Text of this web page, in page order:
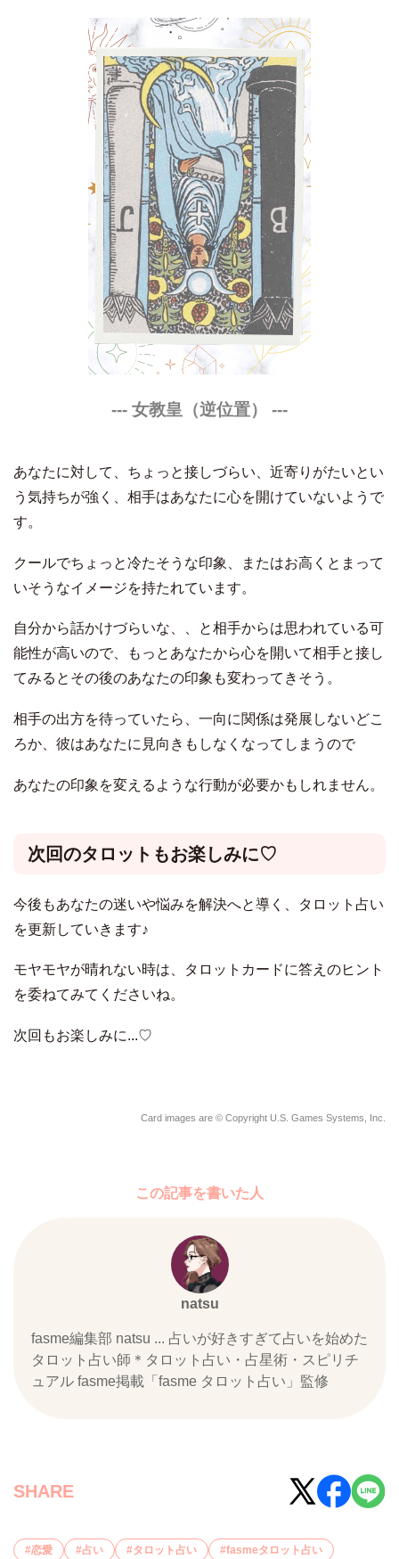
--- 女教皇（逆位置） ---
あなたに対して、ちょっと接しづらい、近寄りがたいとい
う気持ちが強く、相手はあなたに心を開けていないようで
す。
クールでちょっと冷たそうな印象、またはお高くとまって
いそうなイメージを持たれています。
自分から話かけづらいな、、と相手からは思われている可
能性が高いので、もっとあなたから心を開いて相手と接し
てみるとその後のあなたの印象も変わってきそう。
相手の出方を待っていたら、一向に関係は発展しないどこ
ろか、彼はあなたに見向きもしなくなってしまうので
あなたの印象を変えるような行動が必要かもしれません。
次回のタロットもお楽しみに♡
今後もあなたの迷いや悩みを解決へと導く、タロット占い
を更新していきます♪
モヤモヤが晴れない時は、タロットカードに答えのヒント
を委ねてみてくださいね。
次回もお楽しみに...♡
Card images are © Copyright U.S. Games Systems, Inc.
この記事を書いた人
natsu
fasme編集部 natsu ... 占いが好きすぎて占いを始めた
タロット占い師＊タロット占い・占星術・スピリチ
ュアル fasme掲載「fasme タロット占い」監修
SHARE
恋愛 占い タロット占い fasmeタロット占い